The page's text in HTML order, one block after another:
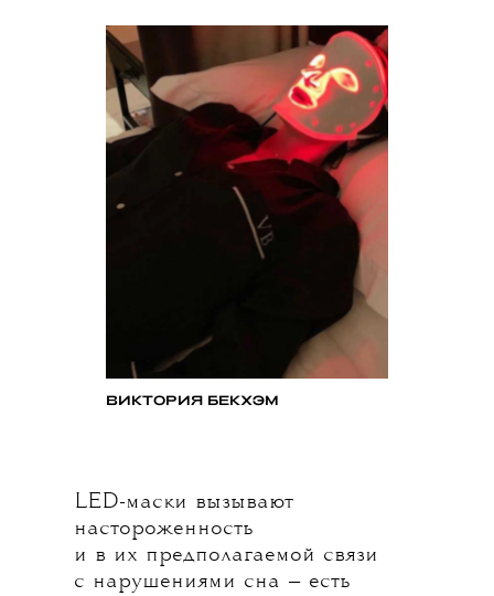
ВИКТОРИЯ БЕКХЭМ
LED-маски вызывают
настороженность
и в их предполагаемой связи
с нарушениями сна — есть